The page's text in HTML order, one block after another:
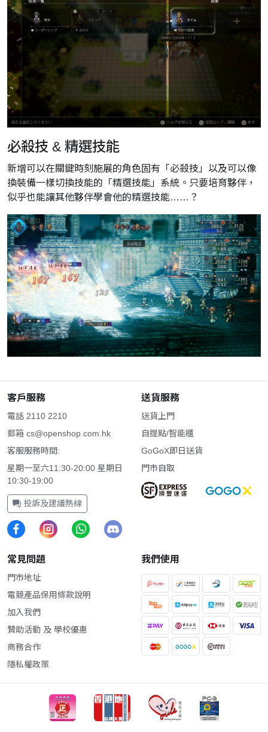
必殺技 & 精選技能
新增可以在關鍵時刻施展的角色固有「必殺技」以及可以像
換裝備一樣切換技能的「精選技能」系統。只要培育夥伴，
似乎也能讓其他夥伴學會他的精選技能……？
客戶服務
電話 2110 2210
郵箱 cs@openshop.com.hk
客服服務時間:
星期一至六11:30-20:00 星期日
10:30-19:00
投訴及建議熱線
送貨服務
送貨上門
自提點/智能櫃
GoGoX即日送貨
門市自取
常見問題
門市地址
電競產品保用條款說明
加入我們
贊助活動 及 學校優惠
商務合作
隱私權政策
我們使用